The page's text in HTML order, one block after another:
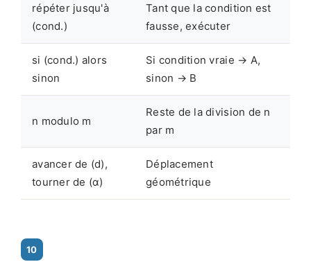
répéter jusqu'à
(cond.)
Tant que la condition est
fausse, exécuter
si (cond.) alors
sinon
Si condition vraie → A,
sinon → B
n modulo m
Reste de la division de n
par m
avancer de (d),
tourner de (α)
Déplacement
géométrique
10